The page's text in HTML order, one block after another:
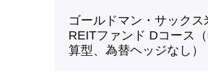
ゴールドマン・サックス
REITファンド Dコース
算型、為替ヘッジなし）